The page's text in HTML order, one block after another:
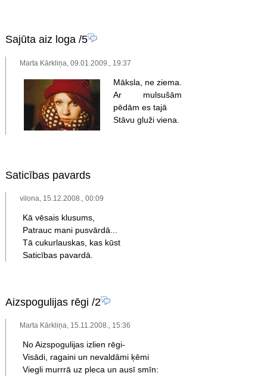
Sajūta aiz loga/5
Marta Kārkliņa, 09.01.2009., 19:37
Māksla, ne ziema.
Ar mulsušām
pēdām es tajā
Stāvu gluži viena.
Saticības pavards
vilona, 15.12.2008., 00:09
Kā vēsais klusums,
Patrauc mani pusvārdā...
Tā cukurlauskas, kas kūst
Saticības pavardā.
Aizspogulijas rēgi /2
Marta Kārkliņa, 15.11.2008., 15:36
No Aizspogulijas izlien rēgi-
Visādi, ragaini un nevaldāmi ķēmi
Viegli murrrā uz pleca un ausī smīn: